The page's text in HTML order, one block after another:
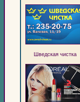
Шведская чистка